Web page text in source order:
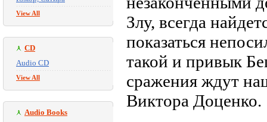
View All
CD
Audio CD
View All
Audio Books
Злу, всегда
показаться
такой и привык
сражения ждут
Виктора Доценко.